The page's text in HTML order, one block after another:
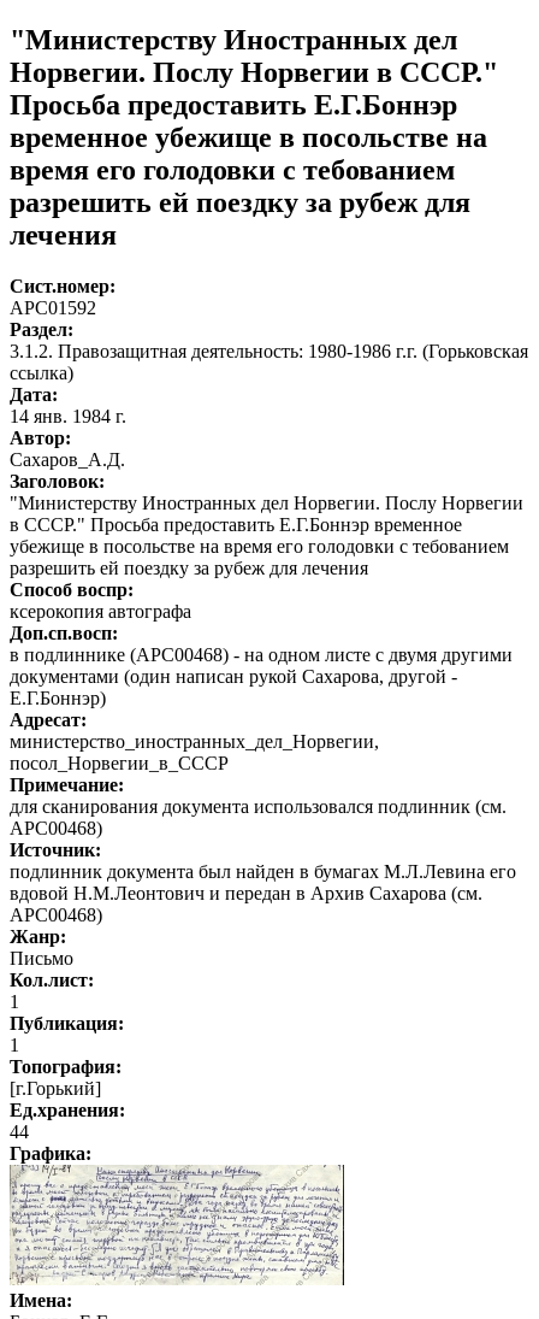
"Министерству Иностранных дел
Норвегии. Послу Норвегии в СССР."
Просьба предоставить Е.Г.Боннэр
временное убежище в посольстве на
время его голодовки с тебованием
разрешить ей поездку за рубеж для
лечения
Сист.номер:
АРС01592
Раздел:
3.1.2. Правозащитная деятельность: 1980-1986 г.г. (Горьковская
ссылка)
Дата:
14 янв. 1984 г.
Автор:
Сахаров_А.Д.
Заголовок:
"Министерству Иностранных дел Норвегии. Послу Норвегии
в СССР." Просьба предоставить Е.Г.Боннэр временное
убежище в посольстве на время его голодовки с тебованием
разрешить ей поездку за рубеж для лечения
Способ воспр:
ксерокопия автографа
Доп.сп.восп:
в подлиннике (АРС00468) - на одном листе с двумя другими
документами (один написан рукой Сахарова, другой -
Е.Г.Боннэр)
Адресат:
министерство_иностранных_дел_Норвегии,
посол_Норвегии_в_СССР
Примечание:
для сканирования документа использовался подлинник (см.
АРС00468)
Источник:
подлинник документа был найден в бумагах М.Л.Левина его
вдовой Н.М.Леонтович и передан в Архив Сахарова (см.
АРС00468)
Жанр:
Письмо
Кол.лист:
1
Публикация:
1
Топография:
[г.Горький]
Ед.хранения:
44
Графика:
Имена: